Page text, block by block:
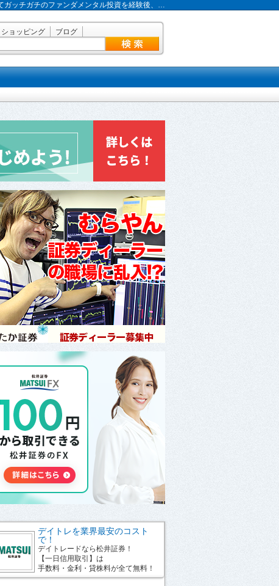
ガッチガチのファンダメンタル投資を経験後、…
ショッピング ブログ
デイトレを業界最安のコスト
で！
デイトレードなら松井証券！
【一日信用取引】は
手数料・金利・貸株料が全て無料！